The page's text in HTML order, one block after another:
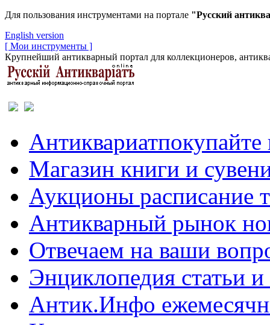
Для пользования инструментами на портале "Русский
English version
[ Мои инструменты ]
Крупнейший антикварный портал для коллекционеров,
Антиквариатпокупайте
Магазин книги и
Аукционы расписание
Антикварный рынок
Отвечаем на ваши
Энциклопедия статьи
Антик.Инфо